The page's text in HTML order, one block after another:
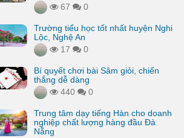
67
0
Trường tiểu học tốt nhất huyện Nghi
Lộc, Nghệ An
17
0
Bí quyết chơi bài Sâm giỏi, chiến
thắng dễ dàng
440
0
Trung tâm dạy tiếng Hàn cho doanh
nghiệp chất lượng hàng đầu Đà
Nẵng